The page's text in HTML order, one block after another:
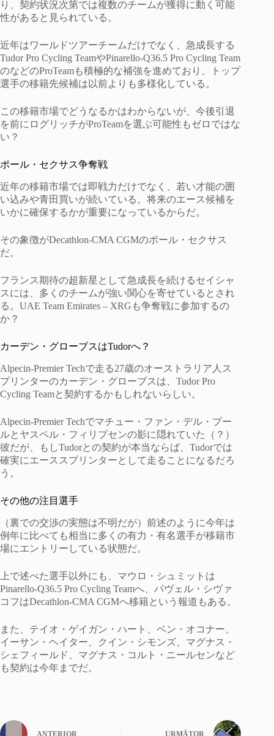
り、契約状況次第では複数のチームが獲得に動く可能
性があると見られている。
近年はワールドツアーチームだけでなく、急成長する
Tudor Pro Cycling TeamやPinarello-Q36.5 Pro Cycling Team
のなどのProTeamも積極的な補強を進めており、トップ
選手の移籍先候補は以前よりも多様化している。
この移籍市場でどうなるかはわからないが、今後引退
を前にログリッチがProTeamを選ぶ可能性もゼロではな
い？
ポール・セクサス争奪戦
近年の移籍市場では即戦力だけでなく、若い才能の囲
い込みや青田買いが続いている。将来のエース候補を
いかに確保するかが重要になっているからだ。
その象徴がDecathlon-CMA CGMのポール・セクサス
だ。
フランス期待の超新星として急成長を続けるセイシャ
スには、多くのチームが強い関心を寄せているとされ
る。UAE Team Emirates – XRGも争奪戦に参加するの
か？
カーデン・グローブスはTudorへ？
Alpecin-Premier Techで走る27歳のオーストラリア人ス
プリンターのカーデン・グローブスは、Tudor Pro
Cycling Teamと契約するかもしれないらしい。
Alpecin-Premier Techでマチュー・ファン・デル・プー
ルとヤスペル・フィリプセンの影に隠れていた（？）
彼だが、もしTudorとの契約が本当ならば、Tudorでは
確実にエーススプリンターとして走ることになるだろ
う。
その他の注目選手
（裏での交渉の実態は不明だが）前述のように今年は
例年に比べても相当に多くの有力・有名選手が移籍市
場にエントリーしている状態だ。
上で述べた選手以外にも、マウロ・シュミットは
Pinarello-Q36.5 Pro Cycling Teamへ、パヴェル・シヴァ
コフはDecathlon-CMA CGMへ移籍という報道もある。
また、テイオ・ゲイガン・ハート、ベン・オコナー、
イーサン・ヘイター、クイン・シモンズ、マグナス・
シェフィールド、マグナス・コルト・ニールセンなど
も契約は今年までだ。